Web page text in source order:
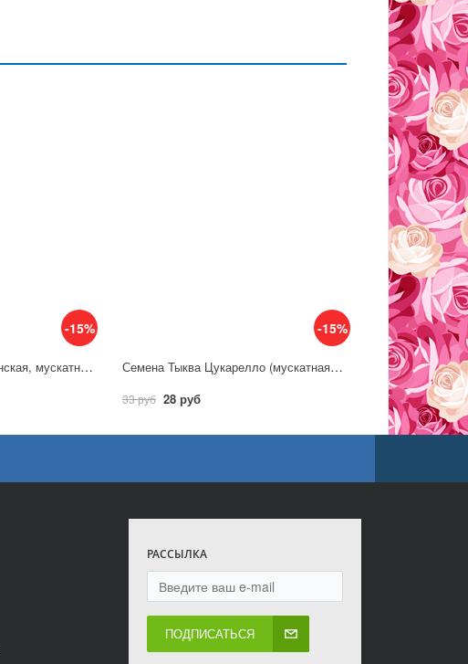
-15%
Семена Тыква Прикубанская, мускатная 2,0г / Гавриш
-15%
Семена Тыква Цукарелло (мускатная)/ Аэлита
33 руб 28 руб
РАССЫЛКА
ПОДПИСАТЬСЯ